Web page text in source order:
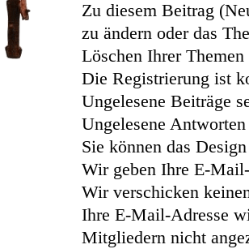
Zu diesem Beitrag
zu ändern oder das
Löschen Ihrer
Die Registrierung ist
Ungelesene Beiträge
Ungelesene
Sie können das
Wir geben Ihre E-
Wir verschicken
Ihre E-Mail-Adresse
Mitgliedern nicht